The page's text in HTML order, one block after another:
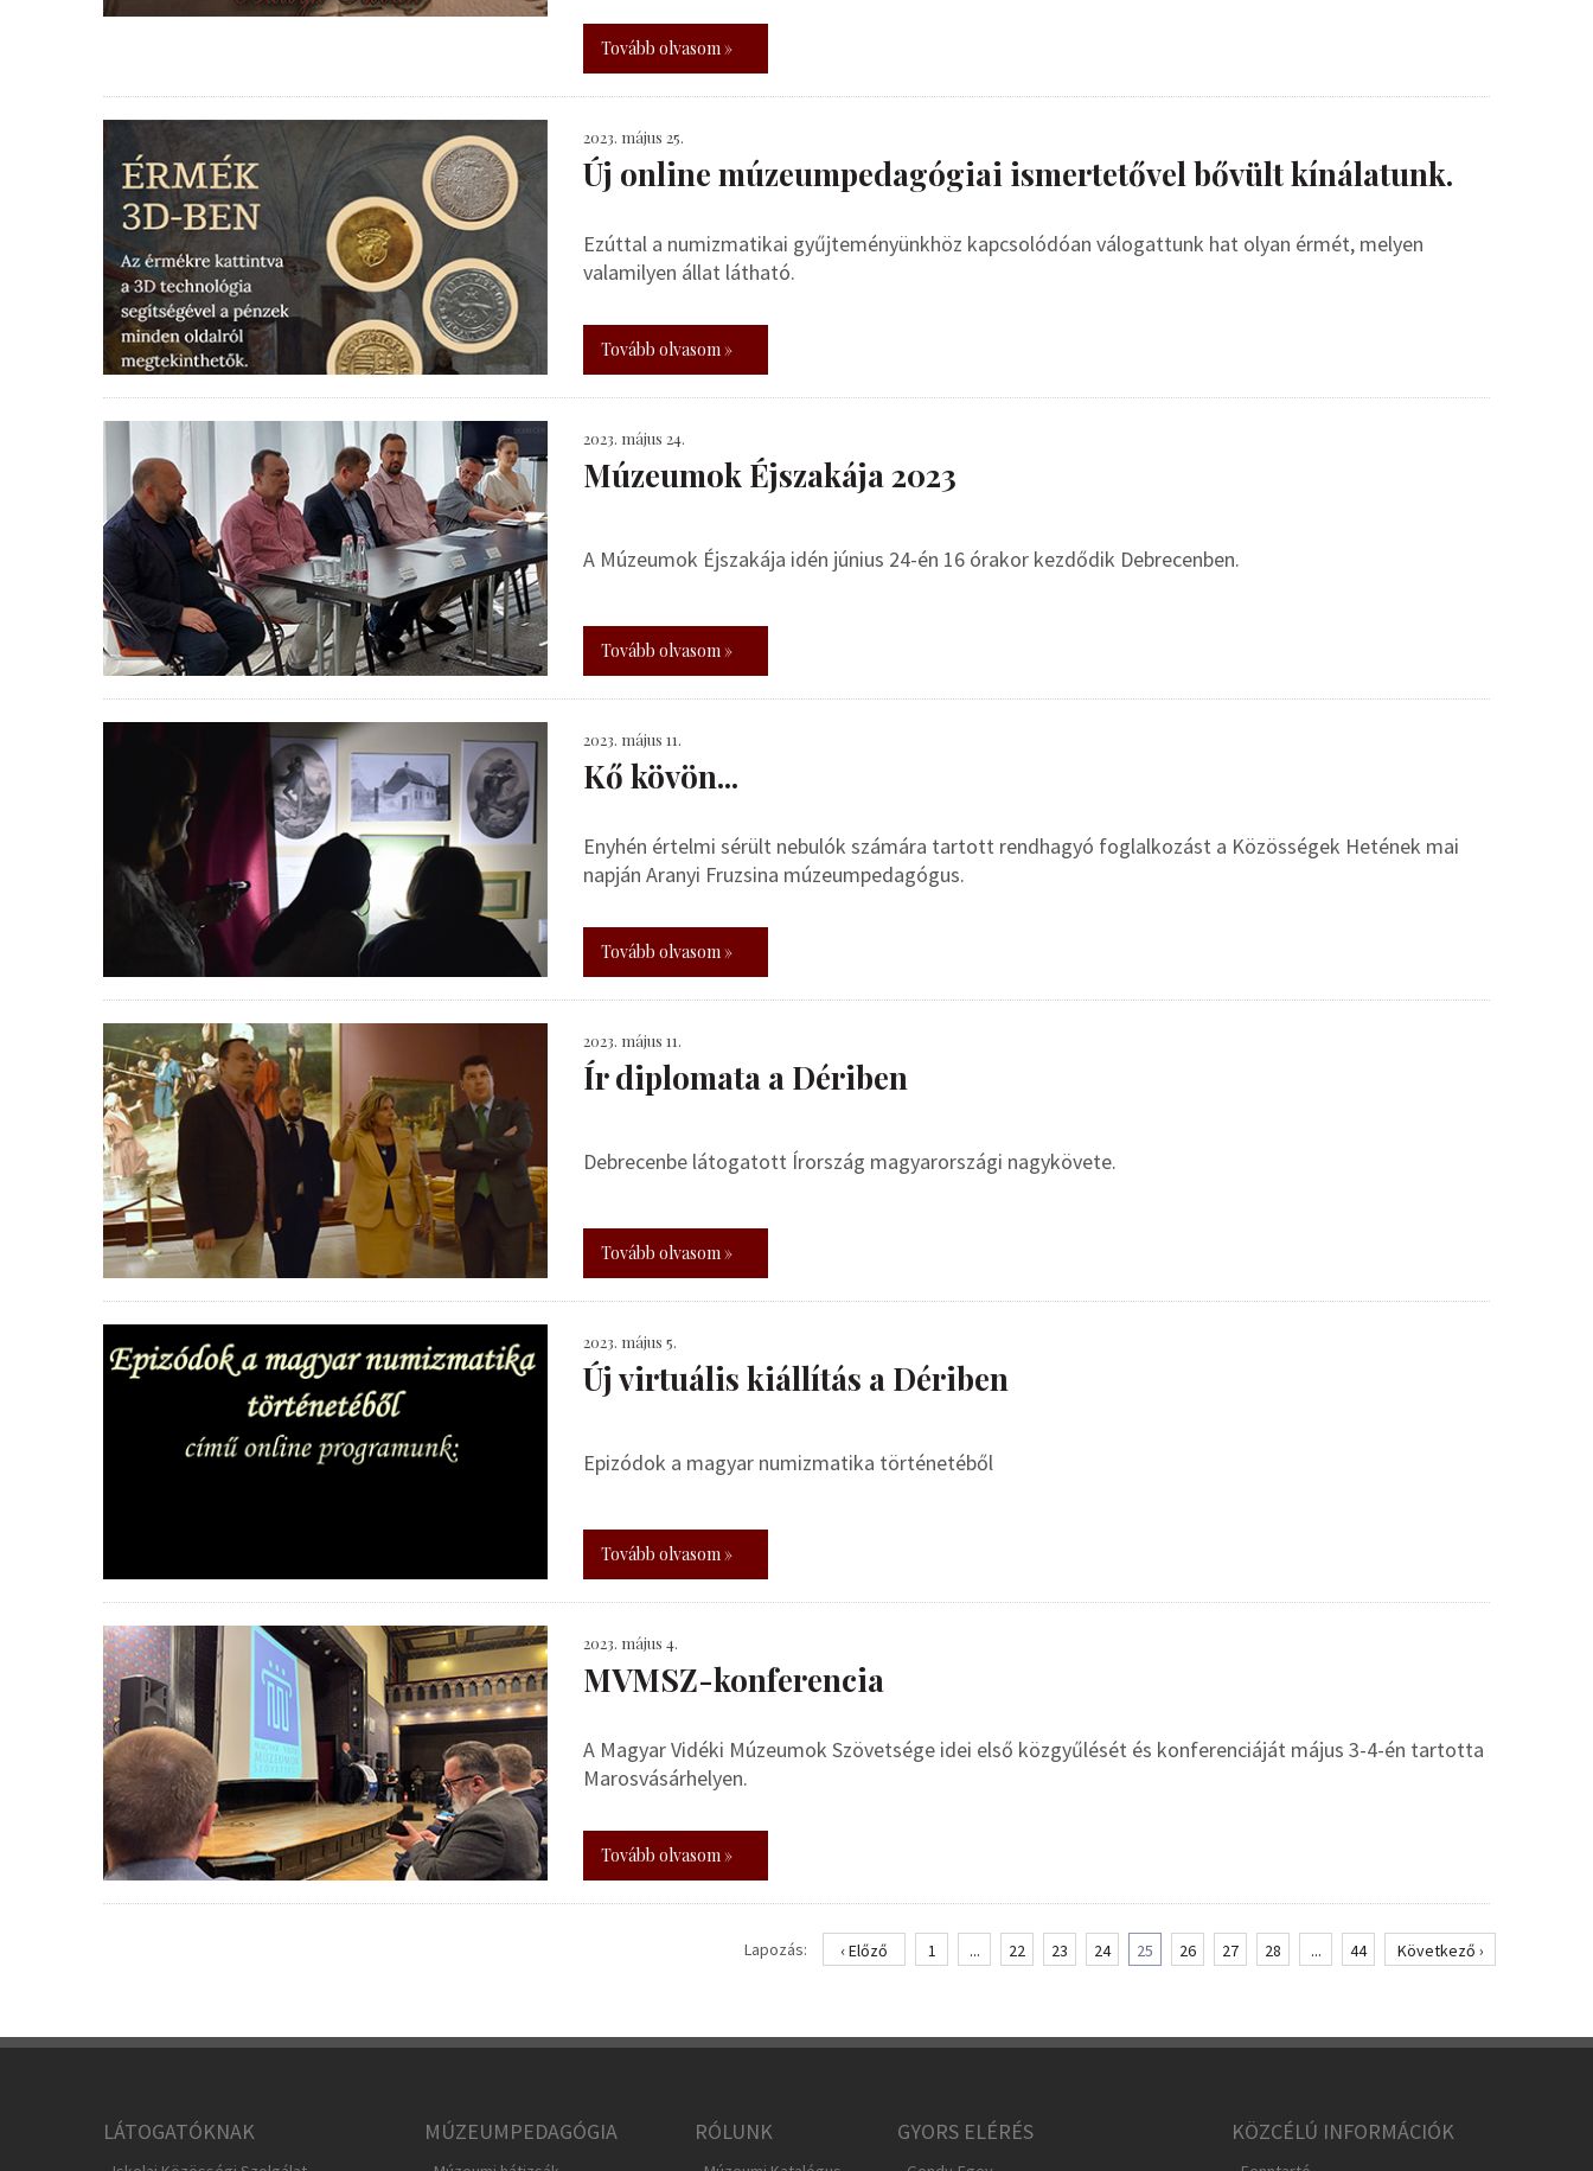
Tovább olvasom »
2023. május 25.
Új online múzeumpedagógiai ismertetővel bővült kínálatunk.
Ezúttal a numizmatikai gyűjteményünkhöz kapcsolódóan válogattunk hat olyan érmét, melyen
valamilyen állat látható.
Tovább olvasom »
2023. május 24.
Múzeumok Éjszakája 2023
A Múzeumok Éjszakája idén június 24-én 16 órakor kezdődik Debrecenben.
Tovább olvasom »
2023. május 11.
Kő kövön...
Enyhén értelmi sérült nebulók számára tartott rendhagyó foglalkozást a Közösségek Hetének mai
napján Aranyi Fruzsina múzeumpedagógus.
Tovább olvasom »
2023. május 11.
Ír diplomata a Dériben
Debrecenbe látogatott Írország magyarországi nagykövete.
Tovább olvasom »
2023. május 5.
Új virtuális kiállítás a Dériben
Epizódok a magyar numizmatika történetéből
Tovább olvasom »
2023. május 4.
MVMSZ-konferencia
A Magyar Vidéki Múzeumok Szövetsége idei első közgyűlését és konferenciáját május 3-4-én tartotta
Marosvásárhelyen.
Tovább olvasom »
Lapozás: ‹ Előző 1 ... 22 23 24 25 26 27 28 ... 44 Következő ›
LÁTOGATÓKNAK MÚZEUMPEDAGÓGIA RÓLUNK GYORS ELÉRÉS KÖZCÉLÚ INFORMÁCIÓK